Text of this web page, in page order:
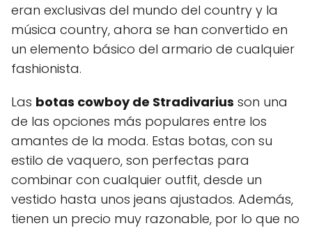
eran exclusivas del mundo del country y la
música country, ahora se han convertido en
un elemento básico del armario de cualquier
fashionista.
Las botas cowboy de Stradivarius son una
de las opciones más populares entre los
amantes de la moda. Estas botas, con su
estilo de vaquero, son perfectas para
combinar con cualquier outfit, desde un
vestido hasta unos jeans ajustados. Además,
tienen un precio muy razonable, por lo que no